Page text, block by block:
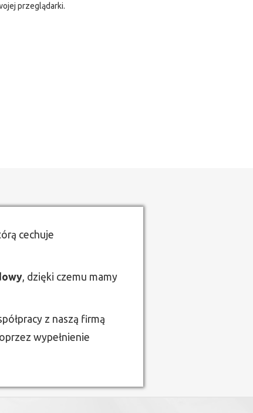
przeglądarki.
cechuje
, dzięki czemu mamy
z naszą firmą
wypełnienie